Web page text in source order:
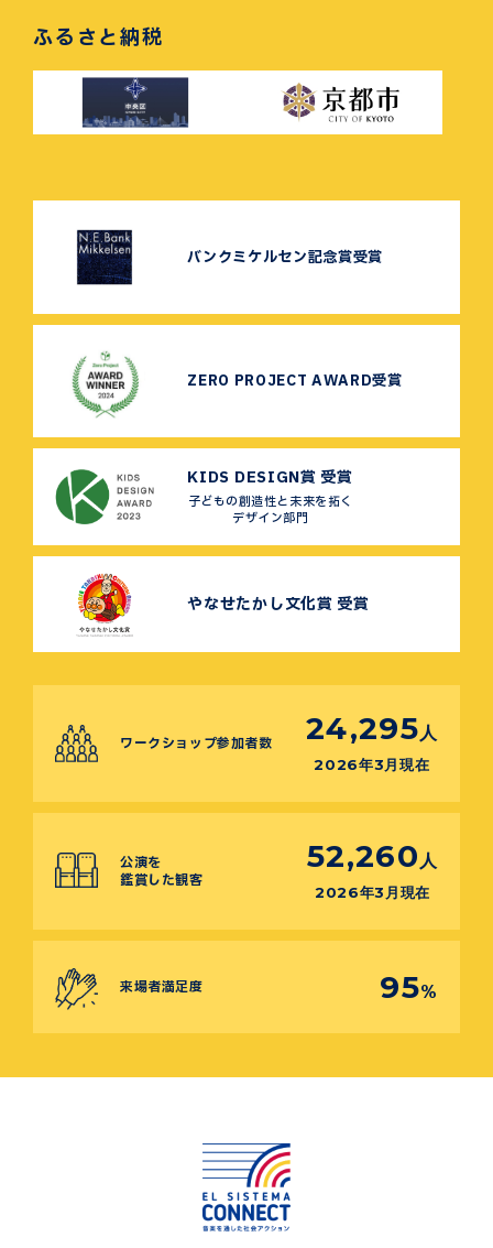
ふるさと納税
バンクミケルセン記念賞受賞
ZERO PROJECT AWARD受賞
KIDS DESIGN賞 受賞
子どもの創造性と未来を拓く
デザイン部門
やなせたかし文化賞 受賞
ワークショップ参加者数 24,295 人
2026年3月現在
公演を
鑑賞した観客
52,260 人
2026年3月現在
来場者満足度 95%